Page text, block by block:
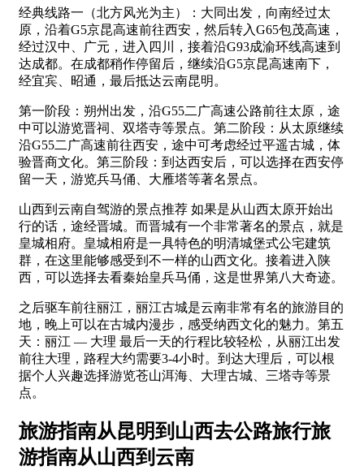
经典线路一（北方风光为主）：大同出发，向南经过太
原，沿着G5京昆高速前往西安，然后转入G65包茂高速，
经过汉中、广元，进入四川，接着沿G93成渝环线高速到
达成都。在成都稍作停留后，继续沿G5京昆高速南下，
经宜宾、昭通，最后抵达云南昆明。
第一阶段：朔州出发，沿G55二广高速公路前往太原，途
中可以游览晋祠、双塔寺等景点。第二阶段：从太原继续
沿G55二广高速前往西安，途中可考虑经过平遥古城，体
验晋商文化。第三阶段：到达西安后，可以选择在西安停
留一天，游览兵马俑、大雁塔等著名景点。
山西到云南自驾游的景点推荐 如果是从山西太原开始出
行的话，途经晋城。而晋城有一个非常著名的景点，就是
皇城相府。皇城相府是一具特色的明清城堡式公宅建筑
群，在这里能够感受到不一样的山西文化。接着进入陕
西，可以选择去看秦始皇兵马俑，这是世界第八大奇迹。
之后驱车前往丽江，丽江古城是云南非常有名的旅游目的
地，晚上可以在古城内漫步，感受纳西文化的魅力。第五
天：丽江 — 大理 最后一天的行程比较轻松，从丽江出发
前往大理，路程大约需要3-4小时。到达大理后，可以根
据个人兴趣选择游览苍山洱海、大理古城、三塔寺等景
点。
旅游指南从昆明到山西去公路旅行旅
游指南从山西到云南